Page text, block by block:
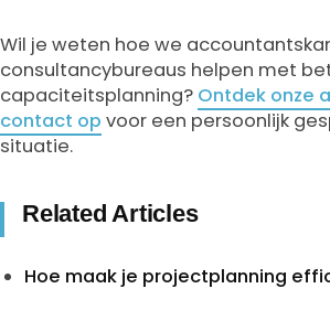
Wil je weten hoe we
consultancybureaus helpen met
capaciteitsplanning? Ontdek onze
contact op voor een persoonlijk
situatie.
Related Articles
Hoe maak je projectplanning